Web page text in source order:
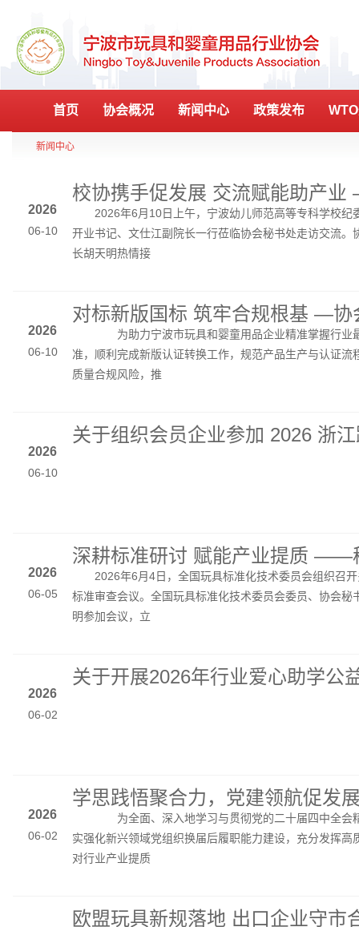
首页 协会概况 新闻中心 政策发布
新闻中心
2026
06-10
2026年6月10日上午，宁波幼儿师范高等专科学校纪
开业书记、文仕江副院长一行莅临协会秘书处走访交流。
长胡天明热情接
2026
06-10
为助力宁波市玩具和婴童用品企业精准掌握行业
准，顺利完成新版认证转换工作，规范产品生产与认证流
质量合规风险，推
2026
06-10
2026
06-05
2026年6月4日，全国玩具标准化技术委员会组织召开
标准审查会议。全国玩具标准化技术委员会委员、协会秘
明参加会议，立
2026
06-02
2026
06-02
为全面、深入地学习与贯彻党的二十届四中全会
实强化新兴领域党组织换届后履职能力建设，充分发挥高
对行业产业提质